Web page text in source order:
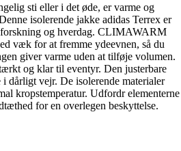
sti eller i det øde, er varme og
isolerende jakke adidas Terrex er
og hverdag. CLIMAWARM
væk for at fremme ydeevnen, så du
giver varme uden at tilføje volumen.
og klar til eventyr. Den justerbare
dårligt vejr. De isolerende materialer
kropstemperatur. Udfordr elementerne
for en overlegen beskyttelse.